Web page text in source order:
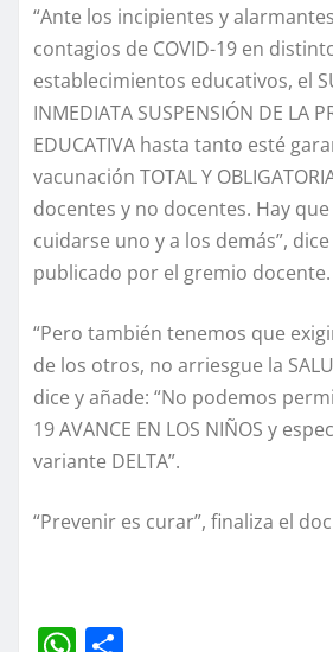
“Ante los incipientes y
contagios de COVID-19 en
establecimientos educativos, el
INMEDIATA SUSPENSIÓN DE LA
EDUCATIVA hasta tanto esté
vacunación TOTAL Y
docentes y no docentes. Hay que
cuidarse uno y a los demás”,
publicado por el gremio docente.
“Pero también tenemos que
de los otros, no arriesgue la
dice y añade: “No podemos
19 AVANCE EN LOS NIÑOS y
variante DELTA”.
“Prevenir es curar”, finaliza el